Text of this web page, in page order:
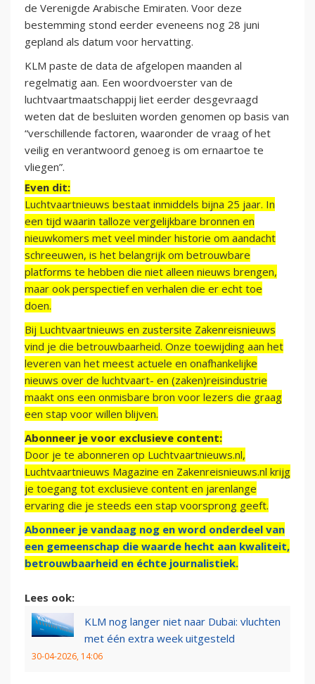
de Verenigde Arabische Emiraten. Voor deze
bestemming stond eerder eveneens nog 28 juni
gepland als datum voor hervatting.
KLM paste de data de afgelopen maanden al
regelmatig aan. Een woordvoerster van de
luchtvaartmaatschappij liet eerder desgevraagd
weten dat de besluiten worden genomen op basis van
“verschillende factoren, waaronder de vraag of het
veilig en verantwoord genoeg is om ernaartoe te
vliegen”.
Even dit:
Luchtvaartnieuws bestaat inmiddels bijna 25 jaar. In
een tijd waarin talloze vergelijkbare bronnen en
nieuwkomers met veel minder historie om aandacht
schreeuwen, is het belangrijk om betrouwbare
platforms te hebben die niet alleen nieuws brengen,
maar ook perspectief en verhalen die er echt toe
doen.
Bij Luchtvaartnieuws en zustersite Zakenreisnieuws
vind je die betrouwbaarheid. Onze toewijding aan het
leveren van het meest actuele en onafhankelijke
nieuws over de luchtvaart- en (zaken)reisindustrie
maakt ons een onmisbare bron voor lezers die graag
een stap voor willen blijven.
Abonneer je voor exclusieve content:
Door je te abonneren op Luchtvaartnieuws.nl,
Luchtvaartnieuws Magazine en Zakenreisnieuws.nl krijg
je toegang tot exclusieve content en jarenlange
ervaring die je steeds een stap voorsprong geeft.
Abonneer je vandaag nog en word onderdeel van
een gemeenschap die waarde hecht aan kwaliteit,
betrouwbaarheid en échte journalistiek.
Lees ook:
KLM nog langer niet naar Dubai: vluchten
met één extra week uitgesteld
30-04-2026, 14:06